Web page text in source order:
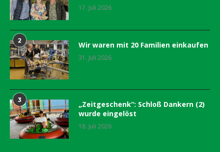
17. Juli 2026
2 Wir waren mit 20 Familien einkaufen
31. Juli 2026
3
„Zeitgeschenk“: Schloß Dankern (2)
wurde eingelöst
18. Juli 2026